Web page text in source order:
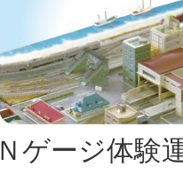
Ｎゲージ体